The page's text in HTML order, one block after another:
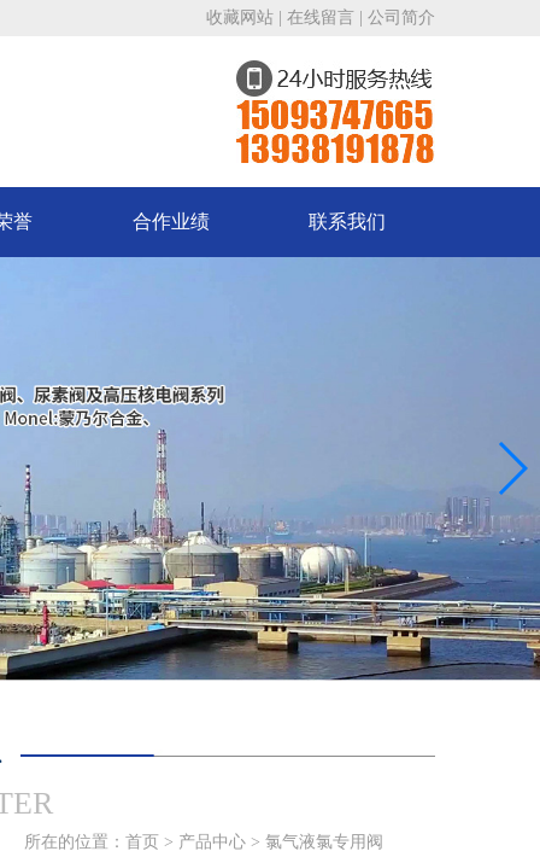
收藏网站 在线留言 公司简介
誉 合作业绩 联系我们
所在的位置： 首页 > 产品中心> 氯气液氯专用阀